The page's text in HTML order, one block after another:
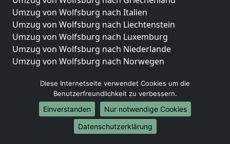
Umzug von Wolfsburg nach Italien
Umzug von Wolfsburg nach Liechtenstein
Umzug von Wolfsburg nach Luxemburg
Umzug von Wolfsburg nach Niederlande
Umzug von Wolfsburg nach Norwegen
Umzüge-Deutschlandweit
Umzug von Wolfsburg nach Berlin
Umzug von Wolfsburg nach Hamburg
Umzug von Wolfsburg nach München
Umzug von Wolfsburg nach Köln
Diese Internetseite verwendet Cookies um die
Benutzerfreundlichkeit zu verbessern.
Einverstanden
Nur notwendige Cookies
Datenschutzerklärung